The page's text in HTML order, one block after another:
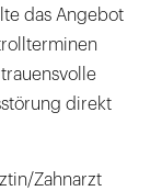
das Angebot
direkt
Zahnarzt